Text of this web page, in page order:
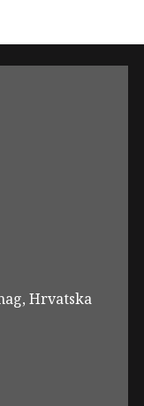
Hrvatska